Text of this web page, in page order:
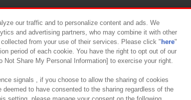
品のご提供について カスタマーハラスメント対応方針
our traffic and to personalize content and ads. We
and advertising partners, who may combine it with other
from your use of their services. Please click " here"
period of each cookie. You have the right to opt out of our
Share My Personal Information] to exercise your right.
signals , if you choose to allow the sharing of cookies
to have consented to the sharing regardless of the